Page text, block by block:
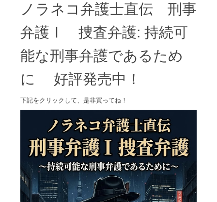
ノラネコ弁護士直伝 刑事
弁護Ⅰ 捜査弁護: 持続可
能な刑事弁護であるため
に 好評発売中！
下記をクリックして、是非買ってね！